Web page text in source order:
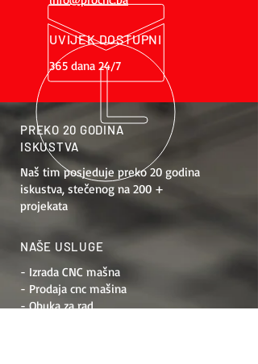
UVIJEK DOSTUPNI
365 dana 24/7
PREKO 20 GODINA
ISKUSTVA
Naš tim posjeduje preko 20 godina
iskustva, stečenog na 200 +
projekata
NAŠE USLUGE
- Izrada CNC mašna
- Prodaja cnc mašina
- Obuka za rad